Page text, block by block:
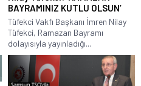
BAYRAMINIZ KUTLU OLSUN’
Tüfekci Vakfı Başkanı İmren Nilay
Tüfekci, Ramazan Bayramı
dolayısıyla yayınladığı...